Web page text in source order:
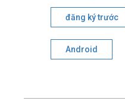
đăng ký trước
Android